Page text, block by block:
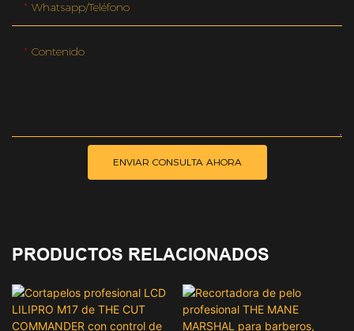
Whatsapp/teléfono
Contenido
ENVIAR CONSULTA AHORA
PRODUCTOS RELACIONADOS